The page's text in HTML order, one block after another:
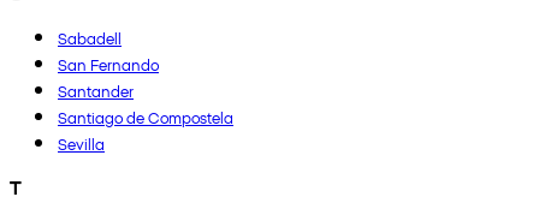
Sabadell
San Fernando
Santander
Santiago de Compostela
Sevilla
T